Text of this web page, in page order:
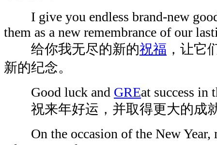
I give you endless brand-new good
them as a new remembrance of our
给你我无尽的新的祝福 ，让它
新的纪念。
Good luck and GREat success in
祝来年好运，并取得更大的成
On the occasion of the New Year,